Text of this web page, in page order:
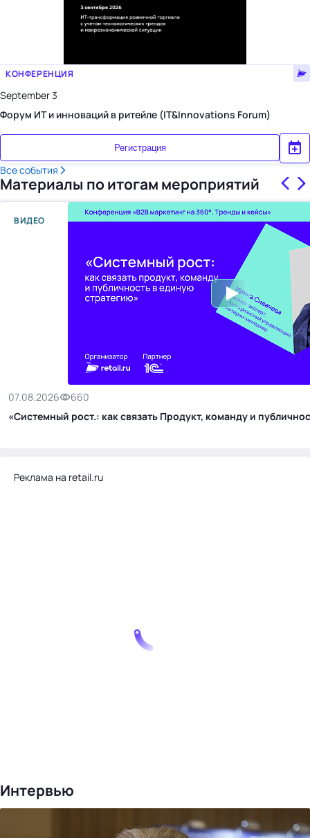
КОНФЕРЕНЦИЯ
September 3
Форум ИТ и инноваций в ритейле (IT&Innovations Forum)
Регистрация
Все события
Материалы по итогам мероприятий
ВИДЕО
07.08.2026
660
«Системный рост.: как связать Продукт, команду и
Реклама на retail.ru
Интервью